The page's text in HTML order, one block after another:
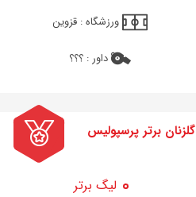
ورزشگاه :قزوین
داور :؟؟؟
گلزنان برتر پرسپولیس
لیگ برتر